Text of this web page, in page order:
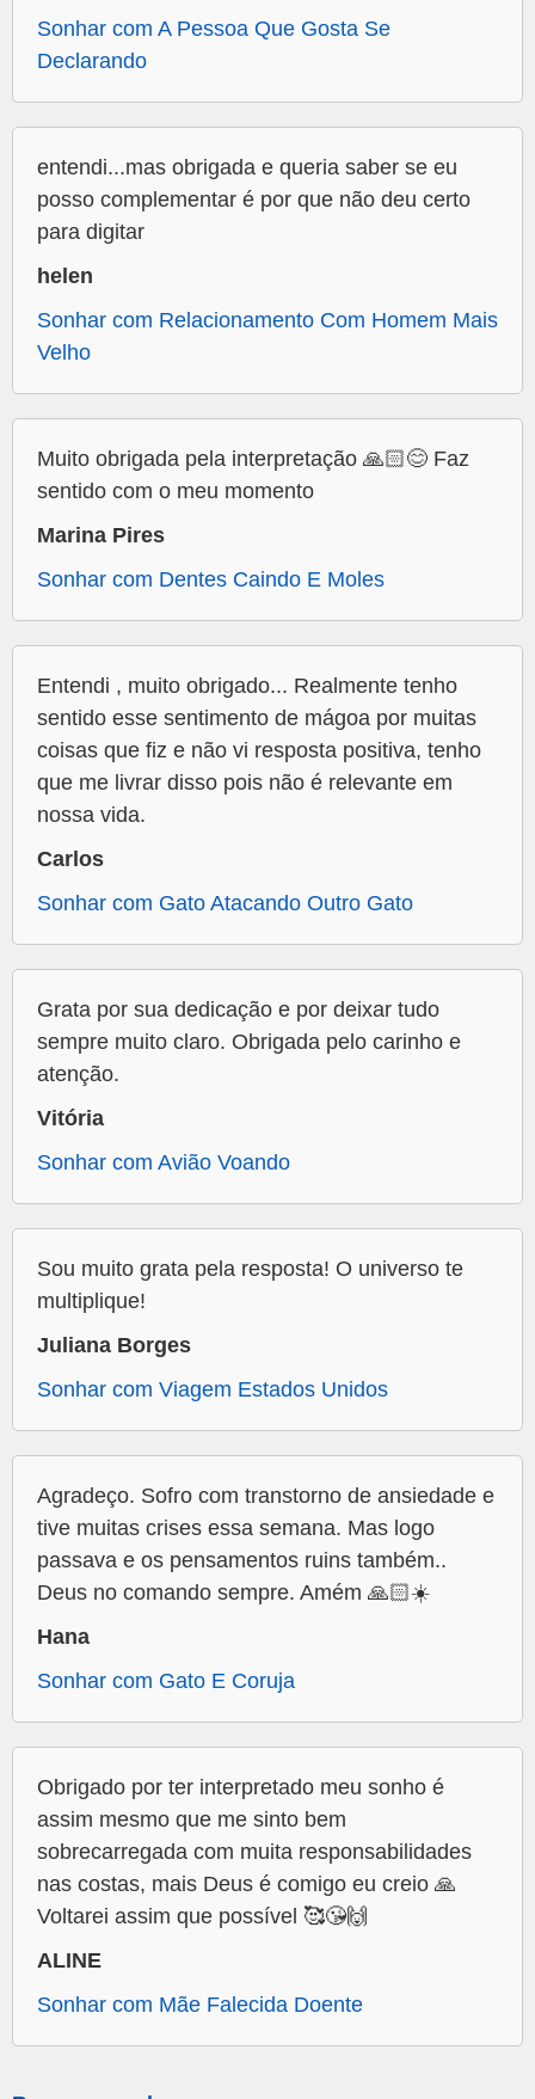
Sonhar com A Pessoa Que Gosta Se
Declarando
entendi...mas obrigada e queria saber se eu
posso complementar é por que não deu certo
para digitar
helen
Sonhar com Relacionamento Com Homem Mais
Velho
Muito obrigada pela interpretação 🙏🏻😊 Faz
sentido com o meu momento
Marina Pires
Sonhar com Dentes Caindo E Moles
Entendi , muito obrigado... Realmente tenho
sentido esse sentimento de mágoa por muitas
coisas que fiz e não vi resposta positiva, tenho
que me livrar disso pois não é relevante em
nossa vida.
Carlos
Sonhar com Gato Atacando Outro Gato
Grata por sua dedicação e por deixar tudo
sempre muito claro. Obrigada pelo carinho e
atenção.
Vitória
Sonhar com Avião Voando
Sou muito grata pela resposta! O universo te
multiplique!
Juliana Borges
Sonhar com Viagem Estados Unidos
Agradeço. Sofro com transtorno de ansiedade e
tive muitas crises essa semana. Mas logo
passava e os pensamentos ruins também..
Deus no comando sempre. Amém 🙏🏻☀️
Hana
Sonhar com Gato E Coruja
Obrigado por ter interpretado meu sonho é
assim mesmo que me sinto bem
sobrecarregada com muita responsabilidades
nas costas, mais Deus é comigo eu creio 🙏
Voltarei assim que possível 🥰😘🙌
ALINE
Sonhar com Mãe Falecida Doente